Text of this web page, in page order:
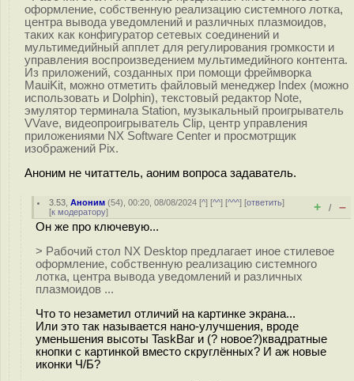
оформление, собственную реализацию системного лотка,
центра вывода уведомлений и различных плазмоидов,
таких как конфигуратор сетевых соединений и
мультимедийный апплет для регулирования громкости и
управления воспроизведением мультимедийного контента.
Из приложений, созданных при помощи фреймворка
MauiKit, можно отметить файловый менеджер Index (можно
использовать и Dolphin), текстовый редактор Note,
эмулятор терминала Station, музыкальный проигрыватель
VVave, видеопроигрыватель Clip, центр управления
приложениями NX Software Center и просмотрщик
изображений Pix.
Аноним не читаттель, аоним вопроса задаватель.
3.53 ,Аноним (54), 00:20, 08/08/2024 [^] [^^] [^^^] [ответить]
[к модератору] + / –
Он же про ключевую...
> Рабочий стол NX Desktop предлагает иное стилевое
оформление, собственную реализацию системного
лотка, центра вывода уведомлений и различных
плазмоидов ...
Что то незаметил отличий на картинке экрана...
Или это так называется нано-улучшения, вроде
уменьшения высоты TaskBar и (? новое?)квадратные
кнопки с картинкой вместо скруглённых? И аж новые
иконки Ч/Б?